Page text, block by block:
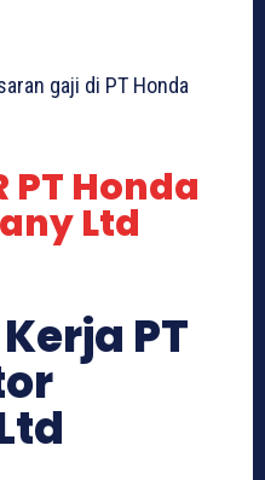
gaji di PT Honda
PT Honda
Ltd
PT